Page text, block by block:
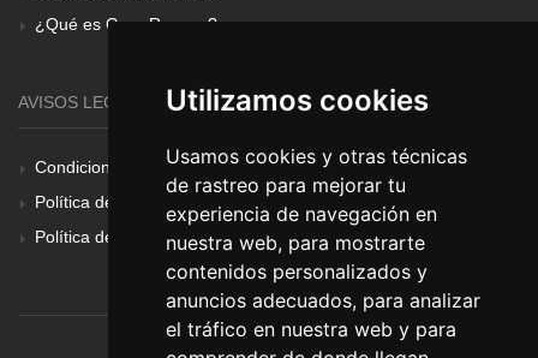
Utilizamos cookies
Usamos cookies y otras técnicas
de rastreo para mejorar tu
experiencia de navegación en
nuestra web, para mostrarte
contenidos personalizados y
anuncios adecuados, para analizar
el tráfico en nuestra web y para
¿Qué es Gear Renove?
AVISOS LEGALES
Condiciones Generales
Política de Cookies
Política de Privacidad